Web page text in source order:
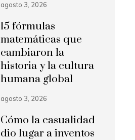
agosto 3, 2026
15 fórmulas
matemáticas que
cambiaron la
historia y la cultura
humana global
agosto 3, 2026
Cómo la casualidad
dio lugar a inventos